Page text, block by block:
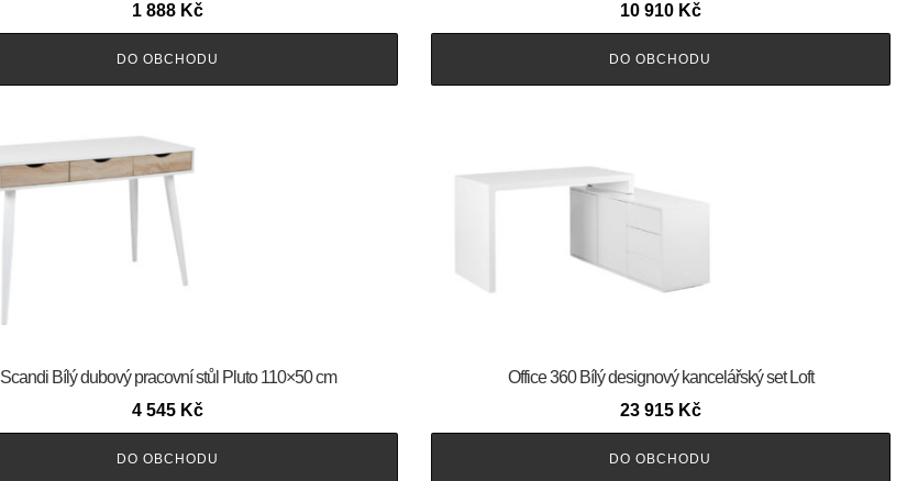
1 888 Kč
DO OBCHODU
10 910 Kč
DO OBCHODU
Scandi Bílý dubový pracovní stůl Pluto 110×50 cm
4 545 Kč
DO OBCHODU
Office 360 Bílý designový kancelářský set Loft
23 915 Kč
DO OBCHODU